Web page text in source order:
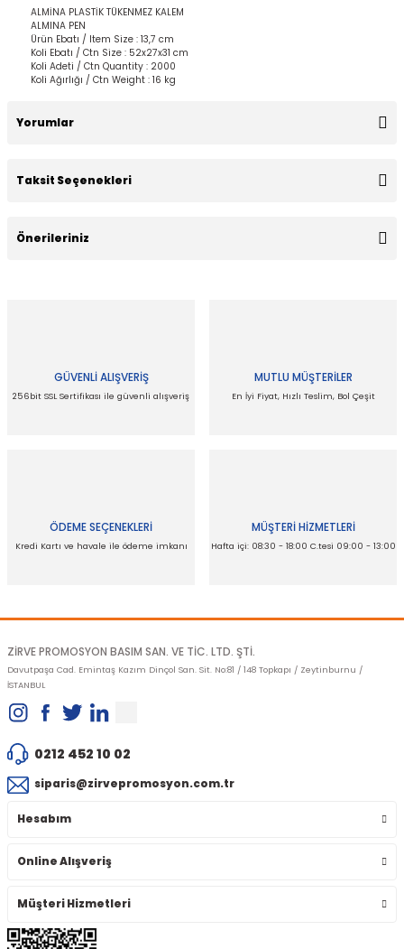
ALMİNA PLASTİK TÜKENMEZ KALEM
ALMINA PEN
Ürün Ebatı / Item Size : 13,7 cm
Koli Ebatı / Ctn Size : 52x27x31 cm
Koli Adeti / Ctn Quantity : 2000
Koli Ağırlığı / Ctn Weight : 16 kg
Yorumlar
Taksit Seçenekleri
Önerileriniz
Ürün resmi kalitesiz, bozuk veya görüntülenemiyor.
GÜVENLİ ALIŞVERİŞ
256bit SSL Sertifikası ile güvenli alışveriş
MUTLU MÜŞTERİLER
En İyi Fiyat, Hızlı Teslim, Bol Çeşit
ÖDEME SEÇENEKLERİ
Kredi Kartı ve havale ile ödeme imkanı
MÜŞTERİ HİZMETLERİ
Hafta içi: 08:30 - 18:00 C.tesi 09:00 - 13:00
ZİRVE PROMOSYON BASIM SAN. VE TİC. LTD. ŞTİ.
Davutpaşa Cad. Emintaş Kazım Dinçol San. Sit. No:81 / 148 Topkapı / Zeytinburnu /
İSTANBUL
0212 452 10 02
siparis@zirvepromosyon.com.tr
Hesabım
Online Alışveriş
Müşteri Hizmetleri